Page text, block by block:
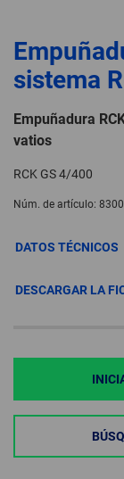
sistema
Empuñadura
vatios
RCK GS 4/400
Núm. de artículo:
DATOS TÉCNICOS
DESCARGAR LA